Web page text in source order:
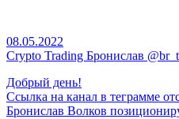
08.05.2022
Crypto Trading Бронислав
Добрый день!
Ссылка на канал в теграмме
Бронислав Волков